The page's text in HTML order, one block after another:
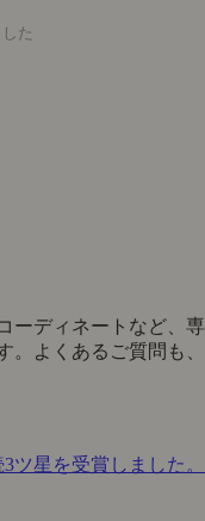
た
ーディネートなど、専
。よくあるご質問も、
ツ星を受賞しました。